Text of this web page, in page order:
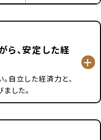
ら、安定した経
自立した経済力と、
した。